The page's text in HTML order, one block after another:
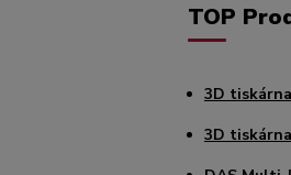
TOP
3D
3D